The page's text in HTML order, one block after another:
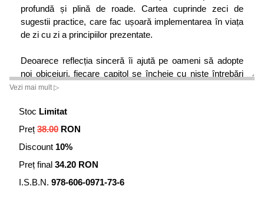
profundă și plină de roade. Cartea cuprinde zeci de
sugestii practice, care fac ușoară implementarea în viața
de zi cu zi a principiilor prezentate.
Deoarece reflecția sinceră îi ajută pe oameni să adopte
noi obiceiuri, fiecare capitol se încheie cu niște întrebări
care adâncesc înțelegerea principiilor și motivează pentru
strategii psihologice pentru dezvoltarea personală, autorii
scot în evidență, pe tot cuprinsul ei, principiile biblice.
Această abordare complementară arată modul în care,
principii creștine sănătoase.
Vezi mai mult ▷
Stoc Limitat
Preț 38.00 RON
Discount 10%
Preț final 34.20 RON
I.S.B.N. 978-606-0971-73-6